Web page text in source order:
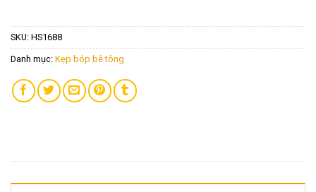
SKU: HS1688
Danh mục: Kẹp bóp bê tông